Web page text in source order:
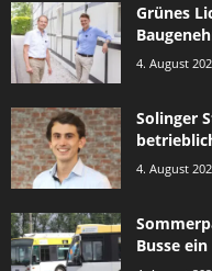
Grünes
4. August
Solinger
4. August
Busse ein